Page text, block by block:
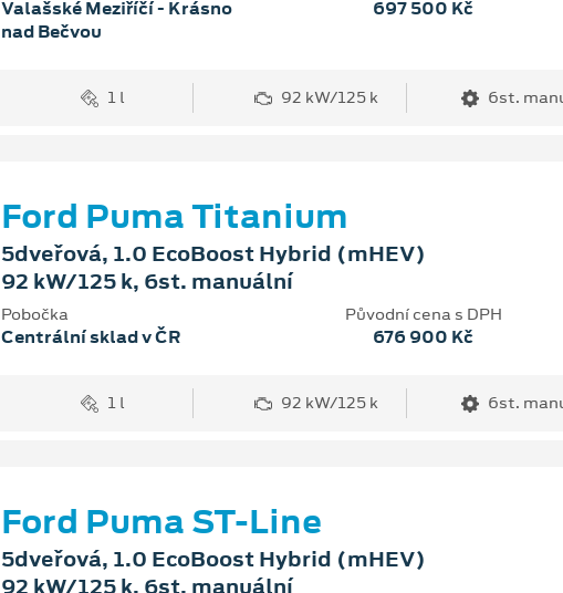
Valašské Meziříčí - Krásno
nad Bečvou
697 500 Kč
1 l 92 kW/125 k 6st.
Ford Puma Titanium
5dveřová, 1.0 EcoBoost Hybrid (mHEV)
92 kW/125 k, 6st. manuální
Pobočka
Centrální sklad v ČR
Původní cena s DPH
676 900 Kč
1 l 92 kW/125 k 6st.
Ford Puma ST-Line
5dveřová, 1.0 EcoBoost Hybrid (mHEV)
92 kW/125 k, 6st. manuální